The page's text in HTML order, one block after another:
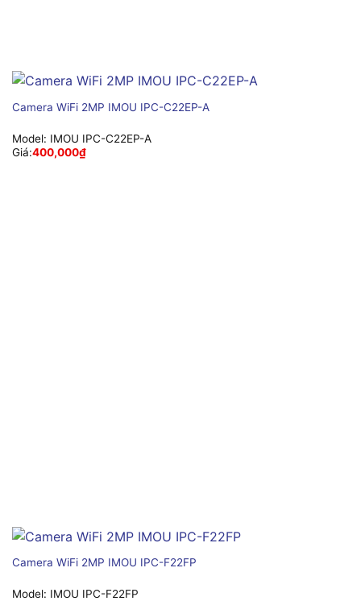
Camera WiFi 2MP IMOU IPC-C22EP-A
Model: IMOU IPC-C22EP-A
Giá:400,000₫
Camera WiFi 2MP IMOU IPC-F22FP
Model: IMOU IPC-F22FP